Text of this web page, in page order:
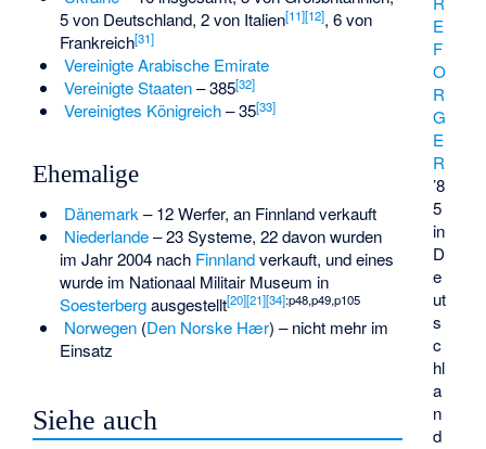
E
F
O
R
G
E
R
’8
5
in
D
e
ut
s
c
hl
a
n
d
5 von Deutschland, 2 von Italien[11][12], 6 von
Frankreich[31]
Vereinigte Arabische Emirate
Vereinigte Staaten– 385[32]
Vereinigtes Königreich– 35[33]
Ehemalige
Dänemark – 12 Werfer, an Finnland verkauft
Niederlande– 23 Systeme, 22 davon wurden
im Jahr 2004 nach Finnlandverkauft, und eines
wurde im Nationaal Militair Museum in
Soesterbergausgestellt[20][21][34]:p48,p49,p105
Norwegen(Den Norske Hær) – nicht mehr im
Einsatz
Siehe auch